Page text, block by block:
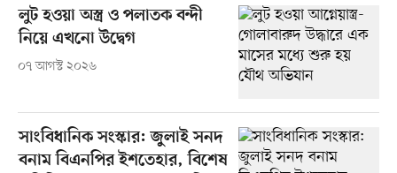
লুট হওয়া অস্ত্র ও পলাতক বন্দী
নিয়ে এখনো উদ্বেগ
০৭ আগস্ট ২০২৬
সাংবিধানিক সংস্কার: জুলাই সনদ
বনাম বিএনপির ইশতেহার, বিশেষ